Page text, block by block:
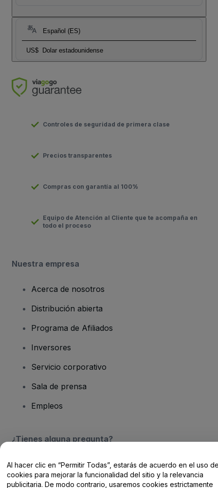
Español (ES)
US$ Dolar estadounidense
Controles de seguridad de primera clase
Precios transparentes
Compras con garantía al 100%
Equipo de Atención al Cliente que te acompaña en
todo el proceso
Nuestra empresa
Acerca de nosotros
Distribución abierta
Programa de Afiliados
Inversores
Servicio corporativo
Sala de prensa
Empleos
¿Tienes alguna pregunta?
Centro de Ayuda / Contacto
Al hacer clic en “Permitir Todas”, estarás de acuerdo en el uso
cookies para mejorar la funcionalidad del sitio y la relevancia
publicitaria. De modo contrario, usaremos cookies estrictamente